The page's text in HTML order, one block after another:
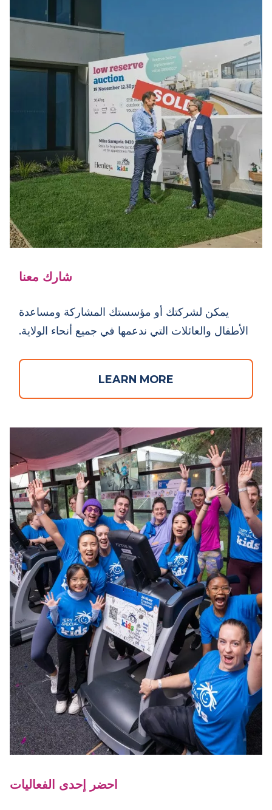
شارك معنا
يمكن لشركتك أو مؤسستك المشاركة ومساعدة
الأطفال والعائلات التي ندعمها في جميع أنحاء الولاية.
LEARN MORE